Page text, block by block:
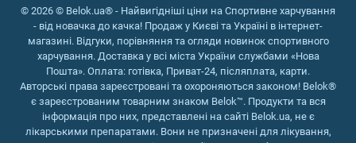
анаеробних навантажень;
доведено, що інтенсивні фізичні навантаження
супроводжуються підвищеною витратою цинку і
падінням рівня тестостерону. У бодібілдерів
добова потреба в цинку зростає до 30 мг, покрити
її можуть добавки типу ZMA.
Магній:
© 2026 © Belok.ua® - Найвигідніші ціни на Спортивне харчування
- від новачка до качка! Продаж у Києві та Україні в інтернет-
магазині. Відгуки, порівняння та огляди новинок спортивного
харчування. Доставка у всі міста України службами «Нова
Пошта». Оплата: готівка, Приват-24, післяплата, карти.
Авторські права зареєстровані та охороняються законом! Belok®
є зареєстрованим товарним знаком Belok™. Продукти та вся
інформація про них, представлені на сайті Belok.ua, не є
лікарськими препаратами. Вони не призначені для лікування,